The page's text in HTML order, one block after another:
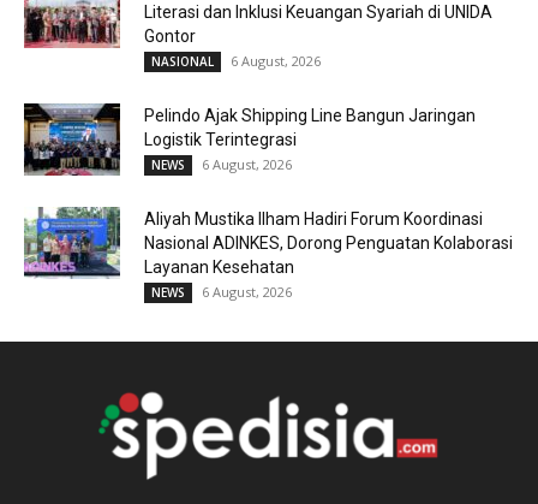
Literasi dan Inklusi Keuangan Syariah di UNIDA
Gontor
NASIONAL 6 August, 2026
Pelindo Ajak Shipping Line Bangun Jaringan
Logistik Terintegrasi
NEWS 6 August, 2026
Aliyah Mustika Ilham Hadiri Forum Koordinasi
Nasional ADINKES, Dorong Penguatan Kolaborasi
Layanan Kesehatan
NEWS 6 August, 2026